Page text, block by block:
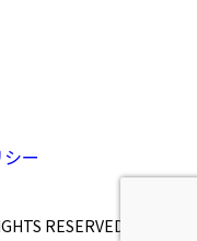
ー
RESERVED.